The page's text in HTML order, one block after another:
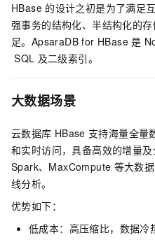
HBase 的设计之初是为了满足
强事务的结构化、半结构化的
足。ApsaraDB for HBase 是
SQL 及二级索引。
大数据场景
云数据库 HBase 支持海量全量
和实时访问，具备高效的增量
Spark、MaxCompute 等大数
线分析。
优势如下：
低成本：高压缩比，数据冷